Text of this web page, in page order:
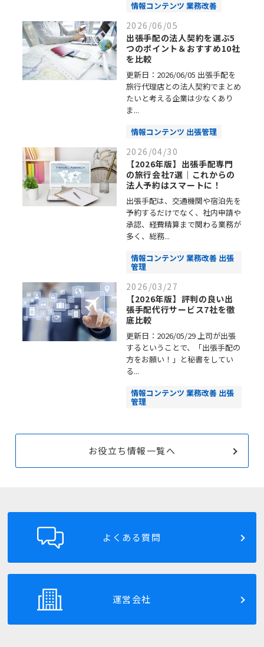
情報コンテンツ 業務改善
2026/06/05
出張手配の法人契約を選ぶ5
つのポイント＆おすすめ10社
を比較
更新日：2026/06/05 出張手配を
旅行代理店との法人契約でまとめ
たいと考える企業は少なくあり
ま...
情報コンテンツ 出張管理
2026/04/30
【2026年版】出張手配専門
の旅行会社7選｜これからの
法人予約はスマートに！
出張手配は、交通機関や宿泊先を
予約するだけでなく、社内申請や
承認、経費精算まで関わる業務が
多く、総務...
情報コンテンツ 業務改善 出張
管理
2026/03/27
【2026年版】評判の良い出
張手配代行サービス7社を徹
底比較
更新日：2026/05/29 上司が出張
するということで、「出張手配の
方をお願い！」と秘書をしてい
る...
情報コンテンツ 業務改善 出張
管理
お役立ち情報一覧へ
よくある質問
運営会社